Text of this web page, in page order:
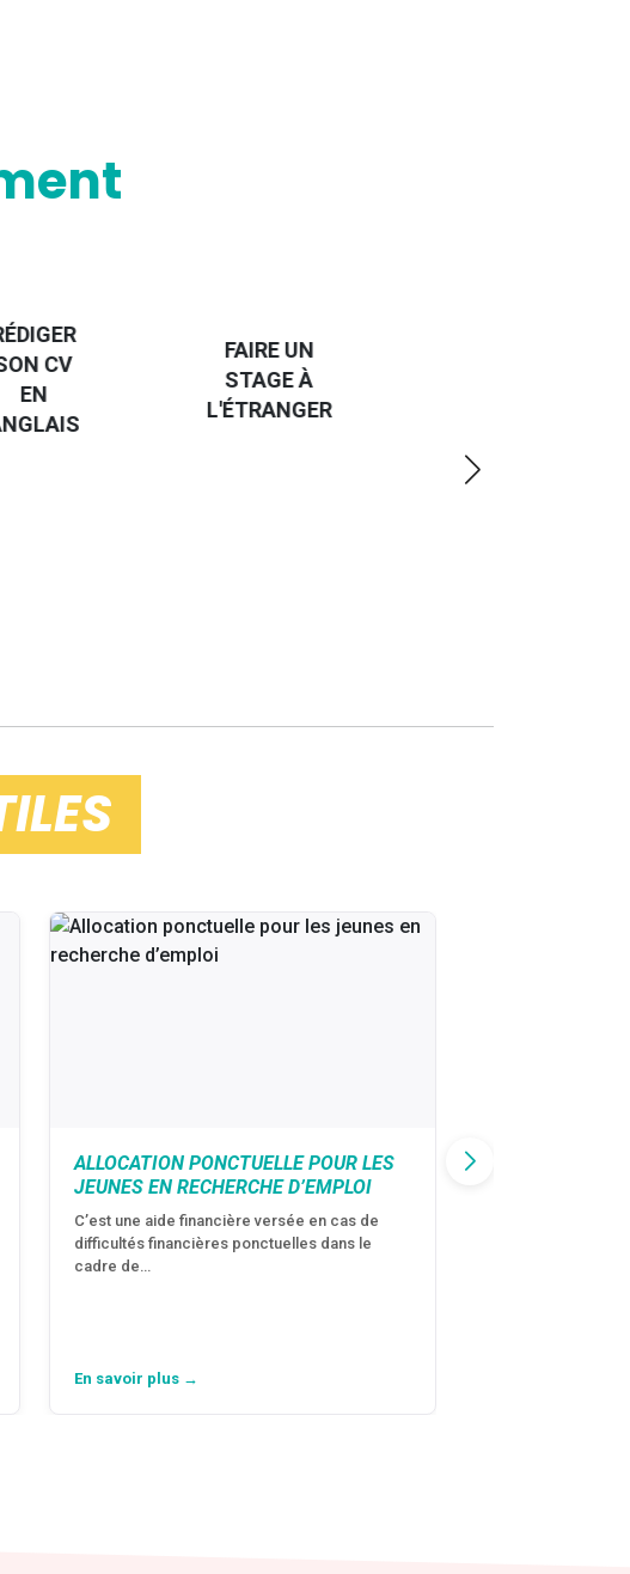
CV
EN
FAIRE UN
STAGE À
L'ÉTRANGER
ALLOCATION PONCTUELLE POUR LES
JEUNES EN RECHERCHE D’EMPLOI
C’est une aide financière versée en cas de
difficultés financières ponctuelles dans le
cadre de…
En savoir plus →